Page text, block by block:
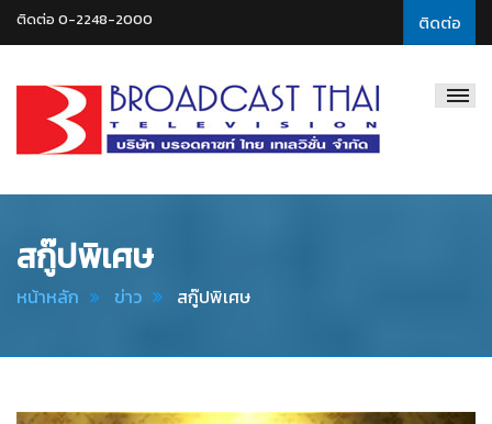
ติดต่อ
ติดต่อ 0-2248-2000
Thai
สกู๊ปพิเศษ
หน้าหลัก ข่าว สกู๊ปพิเศษ